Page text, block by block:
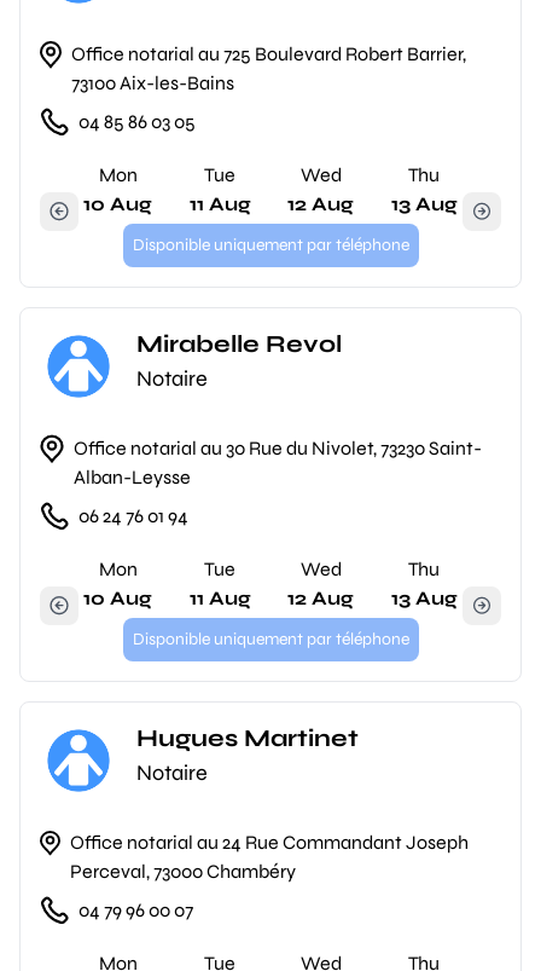
Office notarial au 725 Boulevard Robert Barrier,
73100 Aix-les-Bains
04 85 86 03 05
Mon
10 Aug
Tue
11 Aug
Wed
12 Aug
Thu
13 Aug
Disponible uniquement par téléphone
Mirabelle Revol
Notaire
Office notarial au 30 Rue du Nivolet, 73230 Saint-
Alban-Leysse
06 24 76 01 94
Mon
10 Aug
Tue
11 Aug
Wed
12 Aug
Thu
13 Aug
Disponible uniquement par téléphone
Hugues Martinet
Notaire
Office notarial au 24 Rue Commandant Joseph
Perceval, 73000 Chambéry
04 79 96 00 07
Mon Tue Wed Thu